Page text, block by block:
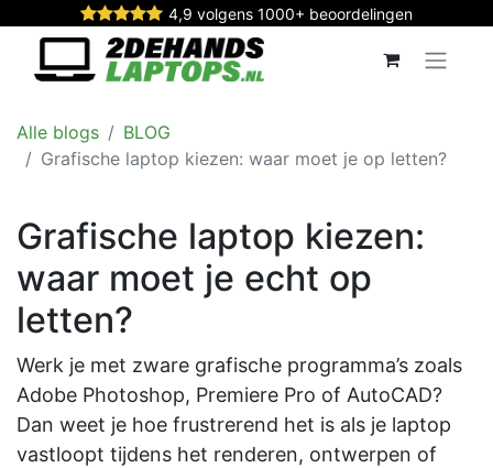
4,9 volgens 1000+ beoordelingen
Alle blogs
BLOG
Grafische laptop kiezen: waar moet je op letten?
Grafische laptop kiezen:
waar moet je echt op
letten?
Werk je met zware grafische programma’s zoals
Adobe Photoshop, Premiere Pro of AutoCAD?
Dan weet je hoe frustrerend het is als je laptop
vastloopt tijdens het renderen, ontwerpen of